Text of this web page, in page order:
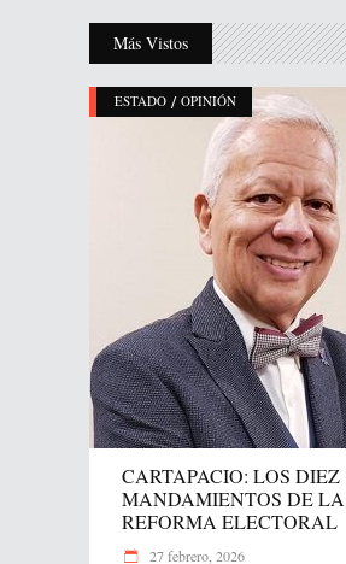
Más Vistos
ESTADO / OPINIÓN
CARTAPACIO: LOS DIEZ
MANDAMIENTOS DE LA
REFORMA ELECTORAL
27 febrero, 2026